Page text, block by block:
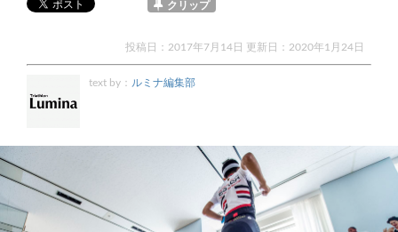
クリップ
投稿日：2017年7月14日 更新日： 2020年1月24日
text by： ルミナ編集部